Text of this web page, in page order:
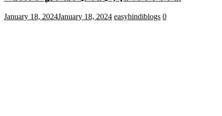
January 18, 2024January 18, 2024 easyhindiblogs 0